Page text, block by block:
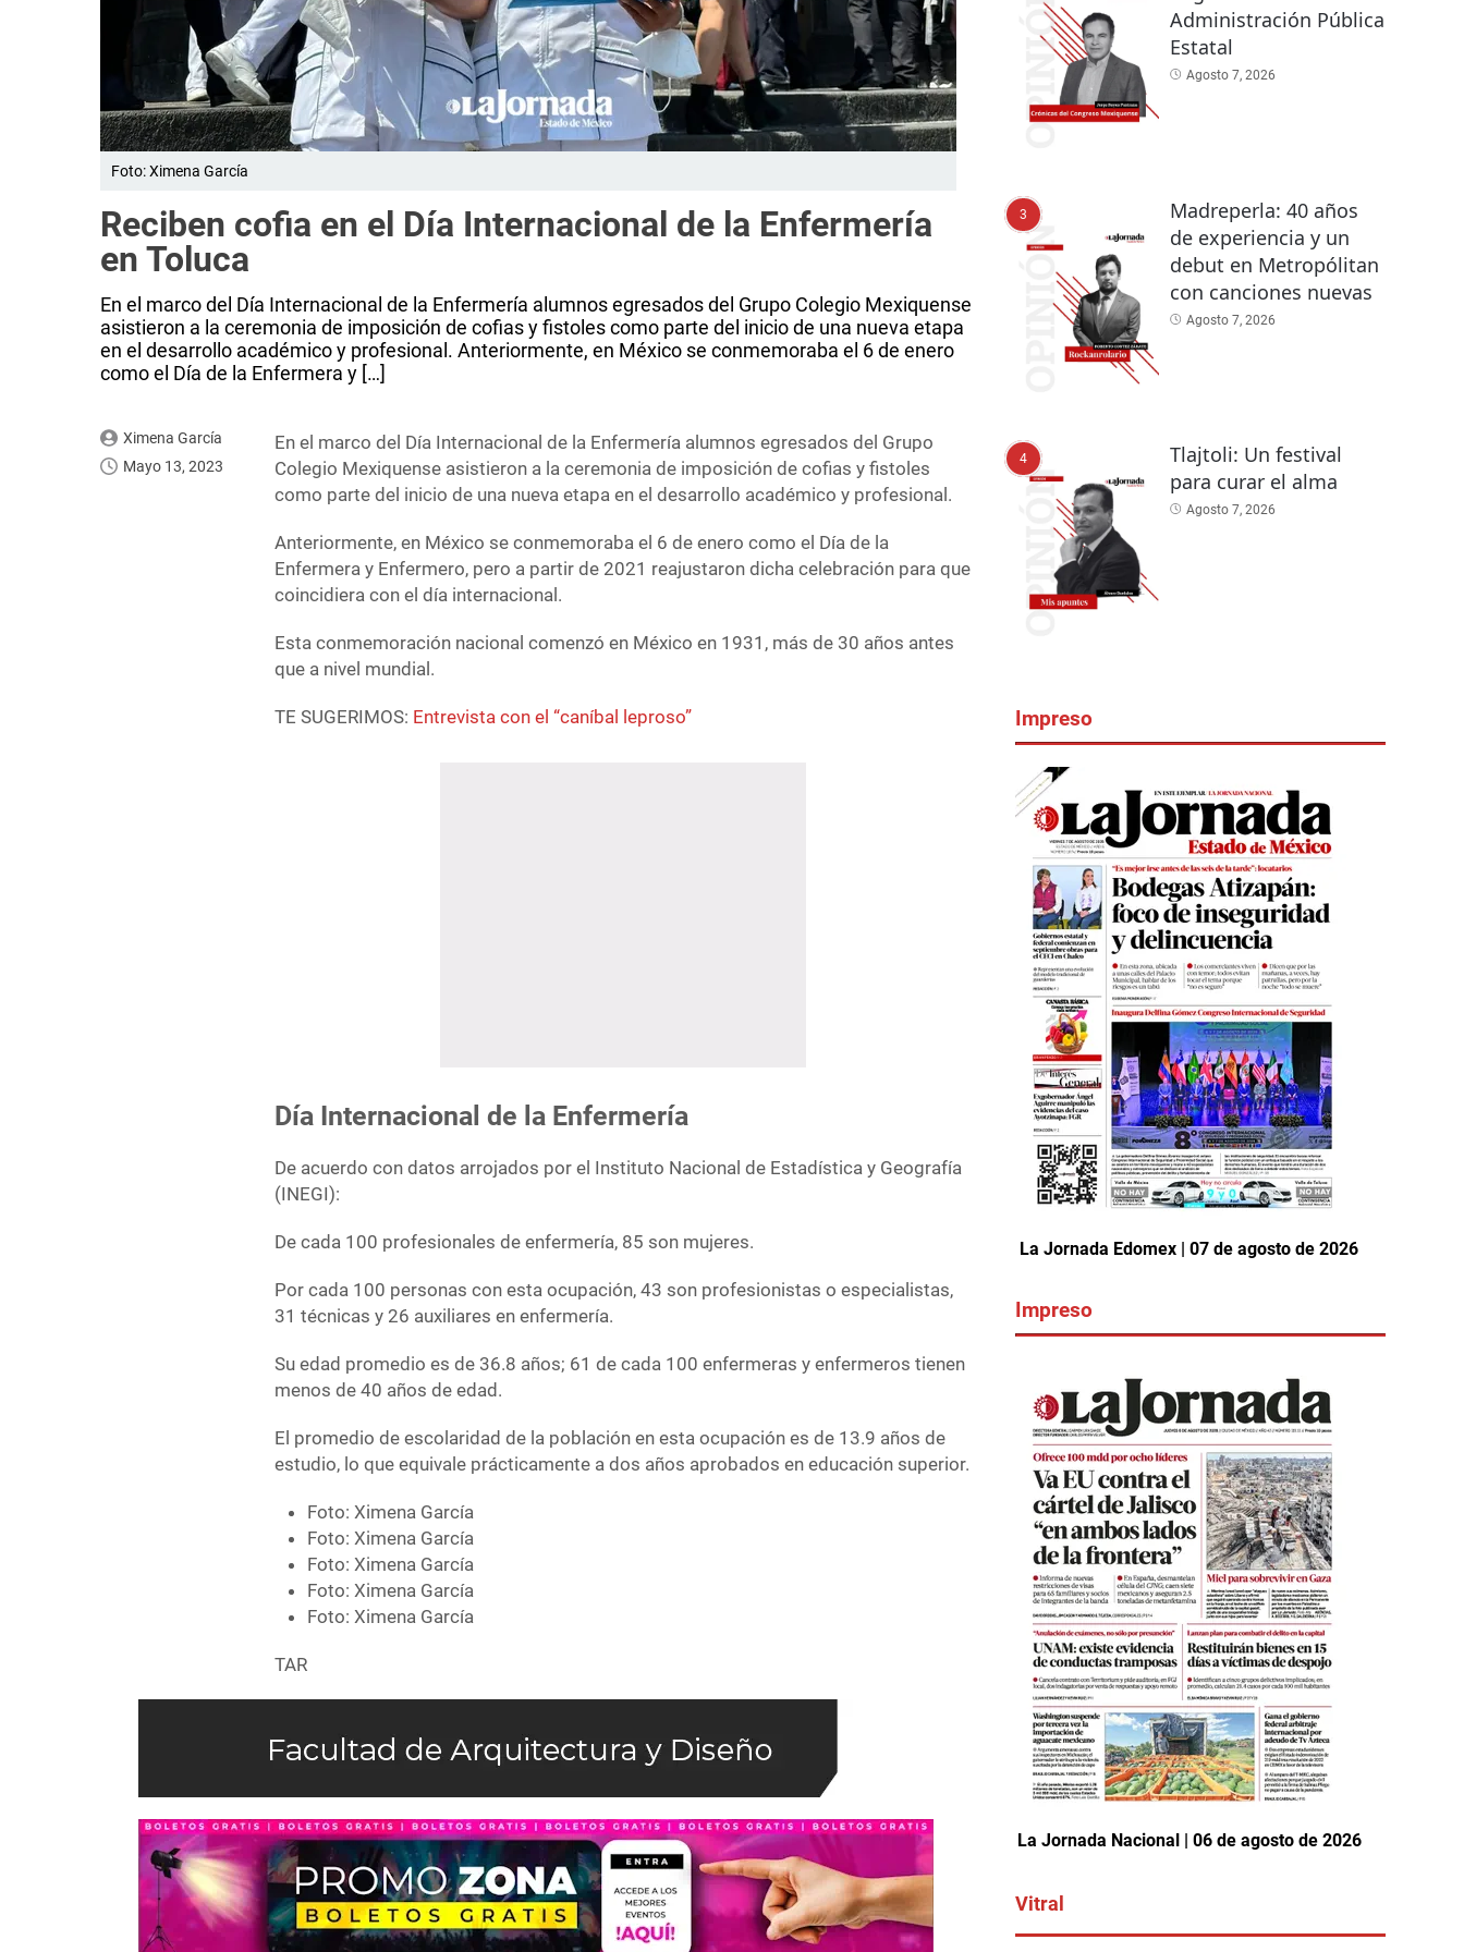
Foto: Ximena García
Reciben cofia en el Día Internacional de la Enfermería
en Toluca
En el marco del Día Internacional de la Enfermería alumnos egresados del Grupo Colegio Mexiquense
asistieron a la ceremonia de imposición de cofias y fistoles como parte del inicio de una nueva etapa
en el desarrollo académico y profesional. Anteriormente, en México se conmemoraba el 6 de enero
como el Día de la Enfermera y […]
Ximena García
Mayo 13, 2023
En el marco del Día Internacional de la Enfermería alumnos egresados del Grupo
Colegio Mexiquense asistieron a la ceremonia de imposición de cofias y fistoles
como parte del inicio de una nueva etapa en el desarrollo académico y profesional.
Anteriormente, en México se conmemoraba el 6 de enero como el Día de la
Enfermera y Enfermero, pero a partir de 2021 reajustaron dicha celebración para que
coincidiera con el día internacional.
Esta conmemoración nacional comenzó en México en 1931, más de 30 años antes
que a nivel mundial.
TE SUGERIMOS: Entrevista con el “caníbal leproso”
Día Internacional de la Enfermería
De acuerdo con datos arrojados por el Instituto Nacional de Estadística y Geografía
(INEGI):
De cada 100 profesionales de enfermería, 85 son mujeres.
Por cada 100 personas con esta ocupación, 43 son profesionistas o especialistas,
31 técnicas y 26 auxiliares en enfermería.
Su edad promedio es de 36.8 años; 61 de cada 100 enfermeras y enfermeros tienen
menos de 40 años de edad.
El promedio de escolaridad de la población en esta ocupación es de 13.9 años de
estudio, lo que equivale prácticamente a dos años aprobados en educación superior.
Foto: Ximena García
Foto: Ximena García
Foto: Ximena García
Foto: Ximena García
Foto: Ximena García
TAR
Administración Pública
Estatal
Agosto 7, 2026
3
Madreperla: 40 años
de experiencia y un
debut en Metropólitan
con canciones nuevas
Agosto 7, 2026
4
Tlajtoli: Un festival
para curar el alma
Agosto 7, 2026
Impreso
La Jornada Edomex | 07 de agosto de 2026
Impreso
La Jornada Nacional | 06 de agosto de 2026
Vitral